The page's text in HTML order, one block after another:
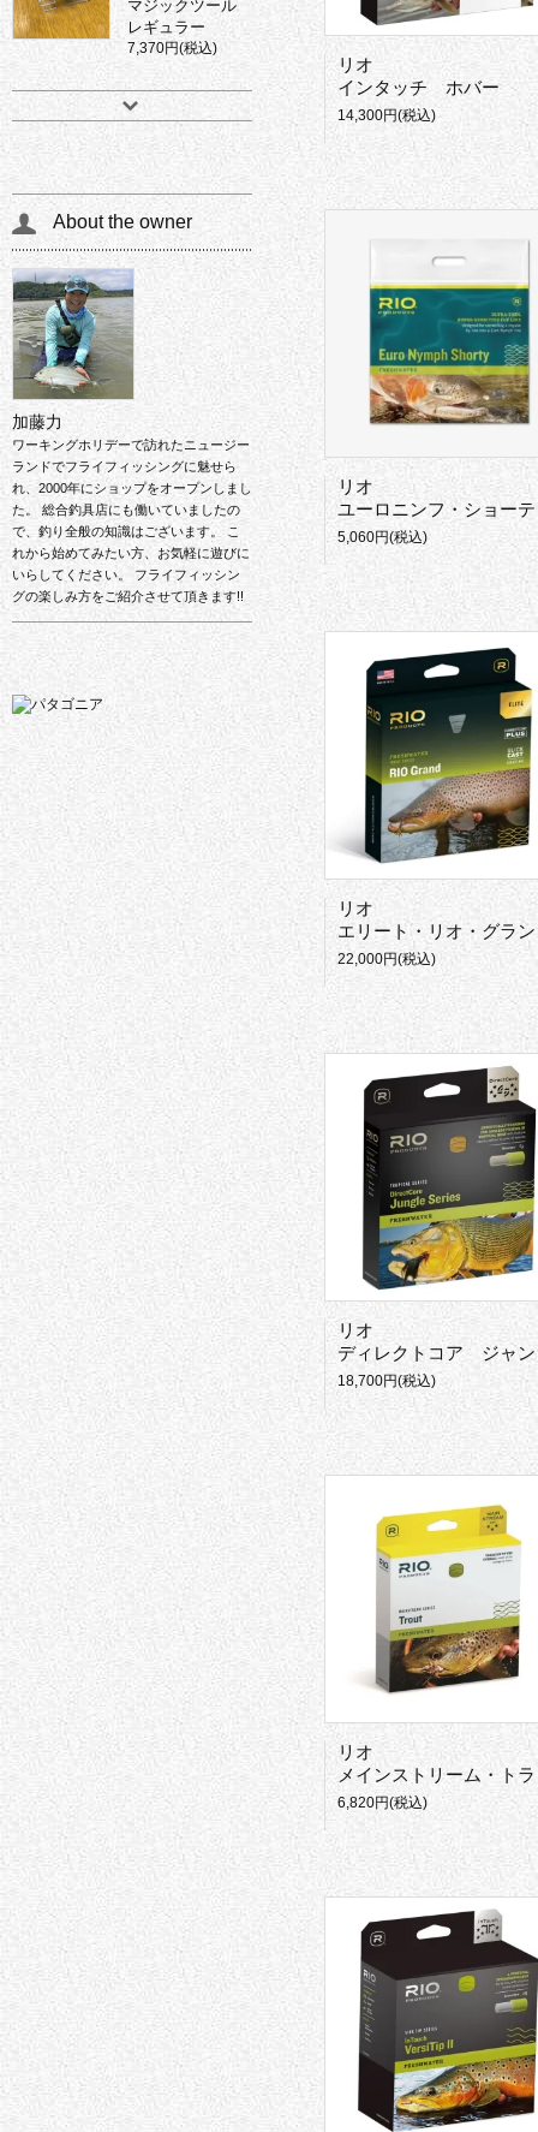
リオ
インタッチ ホバー
14,300円(税込)
リオ
ユーロニンフ・ショーティー
5,060円(税込)
リオ
エリート・リオ・グラ
22,000円(税込)
リオ
ディレクトコア ジャングルシリーズ
18,700円(税込)
リオ
メインストリーム・トラウト
6,820円(税込)
マジックツール
レギュラー
7,370円(税込)
About the owner
加藤力
ワーキングホリデーで訪れたニュージー
ランドでフライフィッシングに魅せら
れ、2000年にショップをオープンしまし
た。 総合釣具店にも働いていましたの
で、釣り全般の知識はございます。 こ
れから始めてみたい方、お気軽に遊びに
いらしてください。 フライフィッシン
グの楽しみ方をご紹介させて頂きます!!